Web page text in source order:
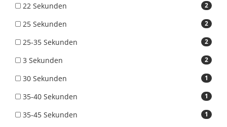
2
22 Sekunden
2
25 Sekunden
2
25-35 Sekunden
2
3 Sekunden
1
30 Sekunden
1
35-40 Sekunden
1
35-45 Sekunden